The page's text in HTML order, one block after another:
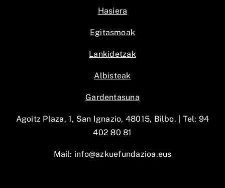
Hasiera
Egitasmoak
Lankidetzak
Albisteak
Gardentasuna
Agoitz Plaza, 1, San Ignazio, 48015, Bilbo. | Tel: 94
402 80 81
Mail: info@azkuefundazioa.eus